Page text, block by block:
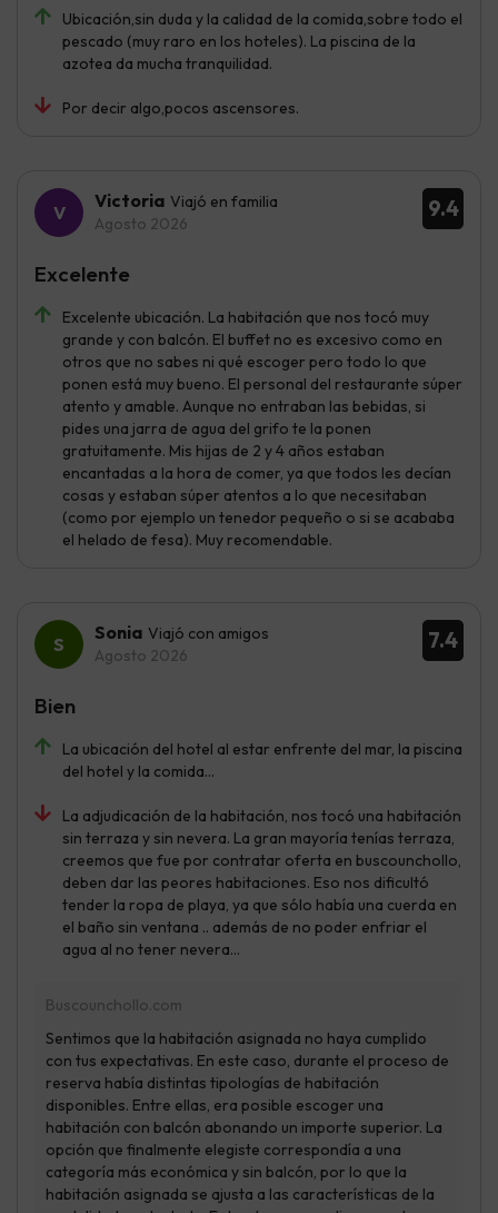
Ubicación,sin duda y la calidad de la comida,sobre todo el
pescado (muy raro en los hoteles). La piscina de la
azotea da mucha tranquilidad.
Por decir algo,pocos ascensores.
9.4
Victoria Viajó en familia
Agosto 2026
Excelente ubicación. La habitación que nos tocó muy
grande y con balcón. El buffet no es excesivo como en
otros que no sabes ni qué escoger pero todo lo que
ponen está muy bueno. El personal del restaurante súper
atento y amable. Aunque no entraban las bebidas, si
pides una jarra de agua del grifo te la ponen
gratuitamente. Mis hijas de 2 y 4 años estaban
encantadas a la hora de comer, ya que todos les decían
cosas y estaban súper atentos a lo que necesitaban
(como por ejemplo un tenedor pequeño o si se acababa
el helado de fesa). Muy recomendable.
Excelente
7.4
Sonia Viajó con amigos
Agosto 2026
La ubicación del hotel al estar enfrente del mar, la piscina
del hotel y la comida...
La adjudicación de la habitación, nos tocó una habitación
sin terraza y sin nevera. La gran mayoría tenías terraza,
creemos que fue por contratar oferta en buscounchollo,
deben dar las peores habitaciones. Eso nos dificultó
tender la ropa de playa, ya que sólo había una cuerda en
el baño sin ventana .. además de no poder enfriar el
agua al no tener nevera...
Bien